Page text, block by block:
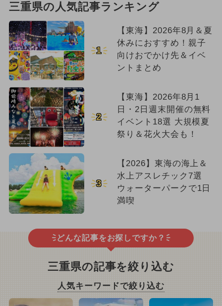
三重県の人気記事ランキング
1
【東海】2026年8月＆夏
休みにおすすめ！親子
向けおでかけ先＆イベ
ントまとめ
2
【東海】2026年8月1
日・2日週末開催の無料
イベント18選 大規模夏
祭り＆花火大会も！
3
【2026】東海の海上＆
水上アスレチック7選
ウォーターパークで1日
満喫
どんな記事をお探しですか？
三重県の記事を絞り込む
人気キーワードで絞り込む